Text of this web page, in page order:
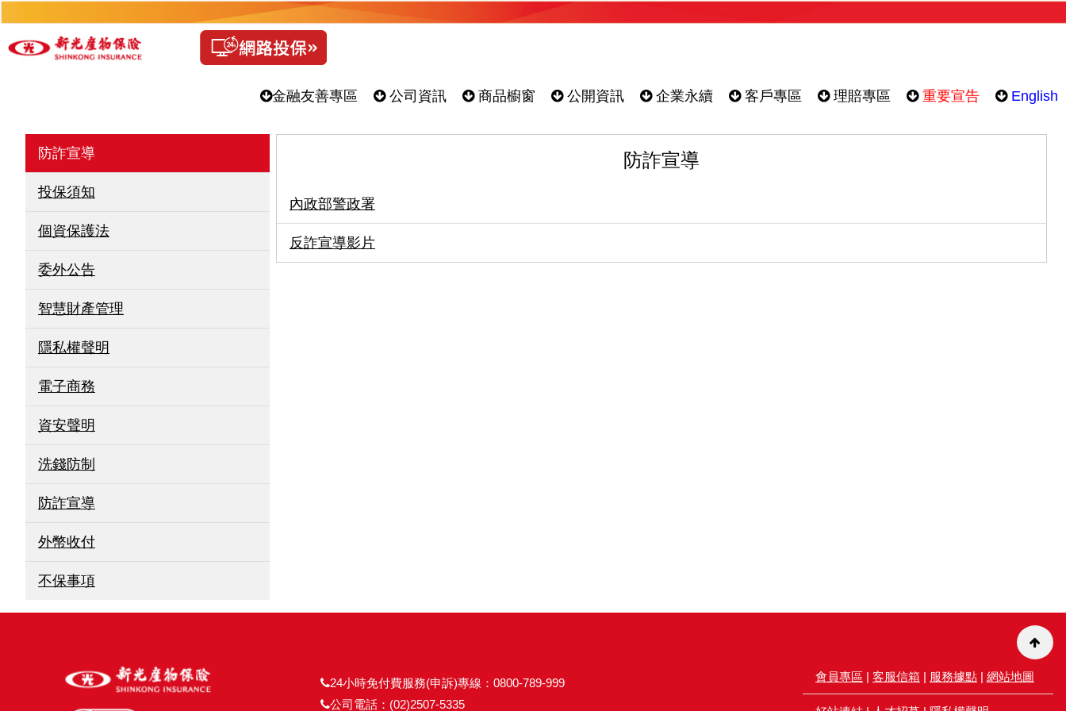
金融友善專區 公司資訊 商品櫥窗 公開資訊 企業永續 客戶專區 理賠專區 重要宣告 English
防詐宣導
投保須知
個資保護法
委外公告
智慧財產管理
隱私權聲明
電子商務
資安聲明
洗錢防制
防詐宣導
外幣收付
不保事項
防詐宣導
內政部警政署
反詐宣導影片
24小時免付費服務(申訴)專線：0800-789-999
公司電話：(02)2507-5335
會員專區 | 客服信箱 | 服務據點| 網站地圖